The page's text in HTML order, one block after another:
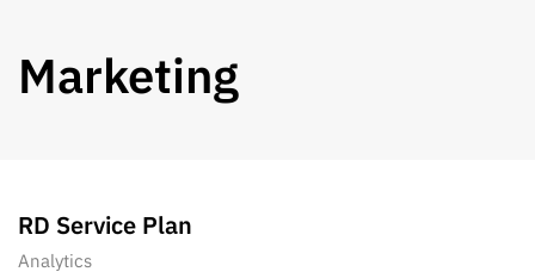
Marketing
RD Service Plan
Analytics